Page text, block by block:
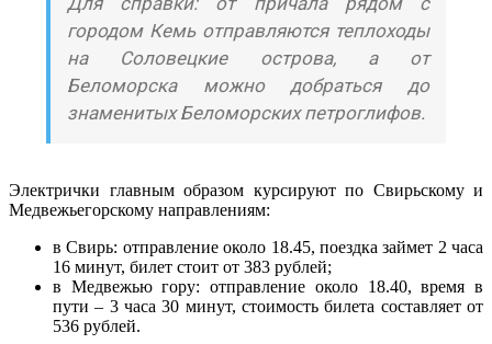
городом Кемь отправляются теплоходы
на Соловецкие острова, а от
Беломорска можно добраться до
знаменитых Беломорских петроглифов.
Электрички главным образом курсируют по Свирьскому и
Медвежьегорскому направлениям:
в Свирь: отправление около 18.45, поездка займет 2 часа
16 минут, билет стоит от 383 рублей;
в Медвежью гору: отправление около 18.40, время в
пути – 3 часа 30 минут, стоимость билета составляет от
536 рублей.